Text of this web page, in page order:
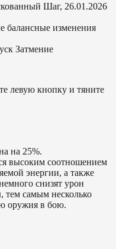
Шаг, 26.01.2026
балансные изменения
Затмение
левую кнопку и тяните
на 25%.
высоким соотношением
энергии, а также
снизят урон
тем самым несколько
оружия в бою.